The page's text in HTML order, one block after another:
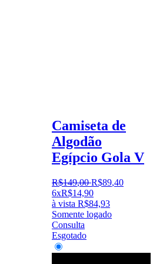
Camiseta de
Algodão
Egípcio Gola V
R$149,00 R$89,40
6xR$14,90
à vista R$84,93
Somente logado
Consulta
Esgotado